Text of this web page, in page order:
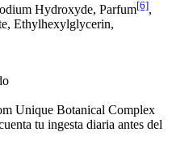
Hydroxyde, Parfum[6],
Ethylhexylglycerin,
Unique Botanical Complex
tu ingesta diaria antes del